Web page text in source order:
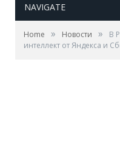
NAVIGATE
Home » Новости »
В
интеллект от Яндекса и